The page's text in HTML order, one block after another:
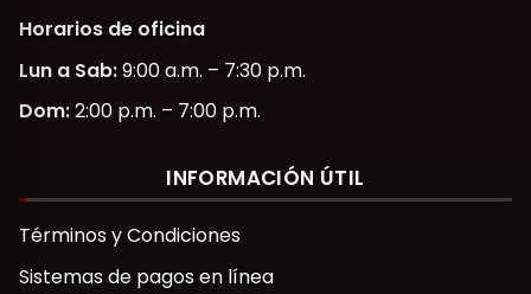
Horarios de oficina
Lun a Sab:9:00 a.m. – 7:30 p.m.
Dom:2:00 p.m. – 7:00 p.m.
INFORMACIÓN ÚTIL
Términos y Condiciones
Sistemas de pagos en línea